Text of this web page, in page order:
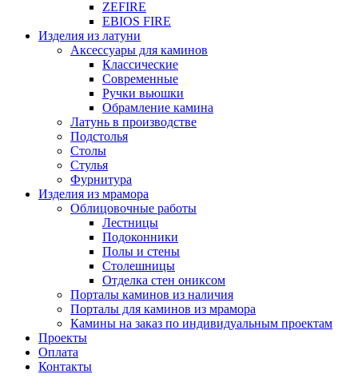
ZEFIRE
EBIOS FIRE
Изделия из латуни
Аксессуары для каминов
Классические
Современные
Ручки вьюшки
Обрамление камина
Латунь в производстве
Подстолья
Столы
Стулья
Фурнитура
Изделия из мрамора
Облицовочные работы
Лестницы
Подоконники
Полы и стены
Столешницы
Отделка стен ониксом
Порталы каминов из наличия
Порталы для каминов из мрамора
Камины на заказ по индивидуальным проектам
Проекты
Оплата
Контакты